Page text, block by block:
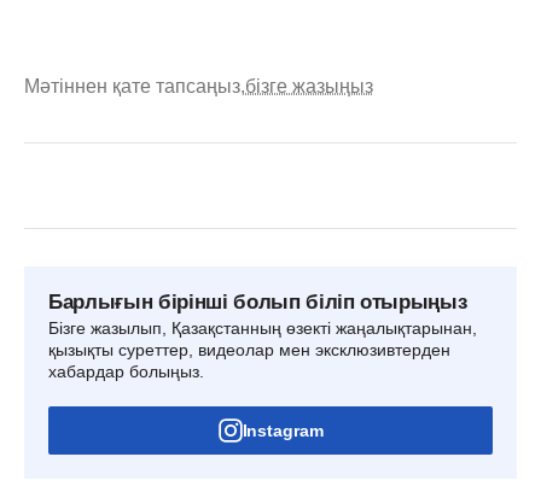
Мәтіннен қате тапсаңыз,бізге жазыңыз
Барлығын бірінші болып біліп отырыңыз
Бізге жазылып, Қазақстанның өзекті жаңалықтарынан,
қызықты суреттер, видеолар мен эксклюзивтерден
хабардар болыңыз.
Instagram